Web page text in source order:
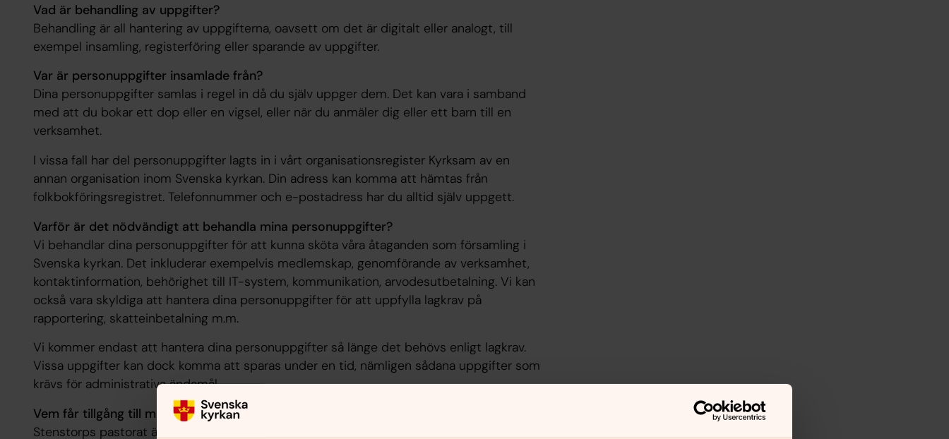
Vad är behandling av uppgifter?
Behandling är all hantering av uppgifterna, oavsett om det är digitalt eller analogt, till
exempel insamling, registerföring eller sparande av uppgifter.
Var är personuppgifter insamlade från?
Dina personuppgifter samlas i regel in då du själv uppger dem. Det kan vara i samband
med att du bokar ett dop eller en vigsel, eller när du anmäler dig eller ett barn till en
verksamhet.
I vissa fall har del personuppgifter lagts in i vårt organisationsregister Kyrksam av en
annan organisation inom Svenska kyrkan. Din adress kan komma att hämtas från
folkbokföringsregistret. Telefonnummer och e-postadress har du alltid själv uppgett.
Varför är det nödvändigt att behandla mina personuppgifter?
Vi behandlar dina personuppgifter för att kunna sköta våra åtaganden som församling i
Svenska kyrkan. Det inkluderar exempelvis medlemskap, genomförande av verksamhet,
kontaktinformation, behörighet till IT-system, kommunikation, arvodesutbetalning. Vi kan
också vara skyldiga att hantera dina personuppgifter för att uppfylla lagkrav på
rapportering, skatteinbetalning m.m.
Vi kommer endast att hantera dina personuppgifter så länge det behövs enligt lagkrav.
Vissa uppgifter kan dock komma att sparas under en tid, nämligen sådana uppgifter som
krävs för administrativa ändamål.
Vem får tillgång till mina personuppgifter?
Stenstorps pastorat är personuppgiftsansvarig för de uppgifter vi samlar in. Det betyder